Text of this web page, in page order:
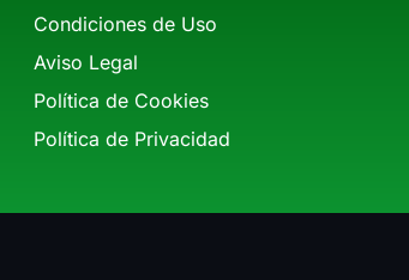
Condiciones de Uso
Aviso Legal
Política de Cookies
Política de Privacidad